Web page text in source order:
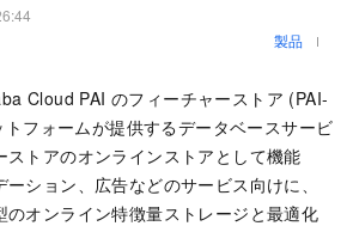
製品
Cloud PAI のフィーチャーストア (PAI-
フォームが提供するデータベースサービ
ストアのオンラインストアとして機能
ション、広告などのサービス向けに、
のオンライン特徴量ストレージと最適化